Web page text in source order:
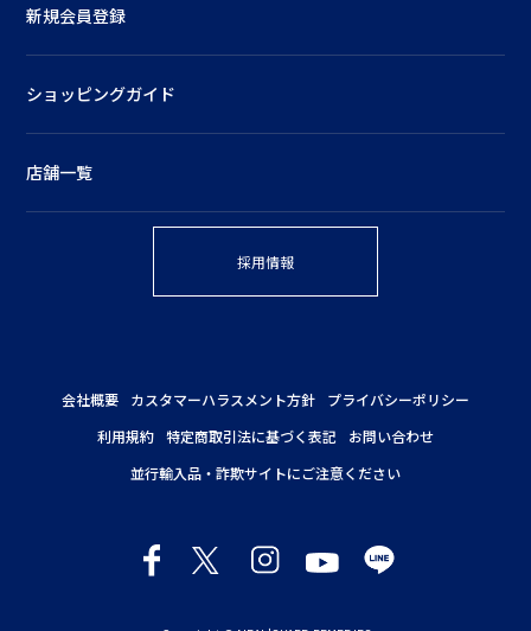
新規会員登録
ショッピングガイド
店舗一覧
採用情報
会社概要 カスタマーハラスメント方針
プライバシーポリシー
利用規約 特定商取引法に基づく表記
お問い合わせ
並行輸入品・詐欺サイトにご注意ください